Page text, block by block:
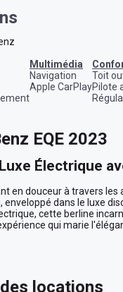
multimédia
Navigation
Apple CarPlay
Toit
Pilote
EQE 2023
Électrique
en douceur à travers
enveloppé dans le luxe
cette berline
qui marie
éclatante qui
locations